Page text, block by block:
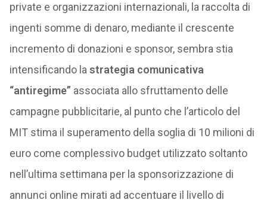
private e organizzazioni internazionali, la raccolta di
ingenti somme di denaro, mediante il crescente
incremento di donazioni e sponsor, sembra stia
intensificando la strategia comunicativa
“antiregime” associata allo sfruttamento delle
campagne pubblicitarie, al punto che l’articolo del
MIT stima il superamento della soglia di 10 milioni di
euro come complessivo budget utilizzato soltanto
nell’ultima settimana per la sponsorizzazione di
annunci online mirati ad accentuare il livello di